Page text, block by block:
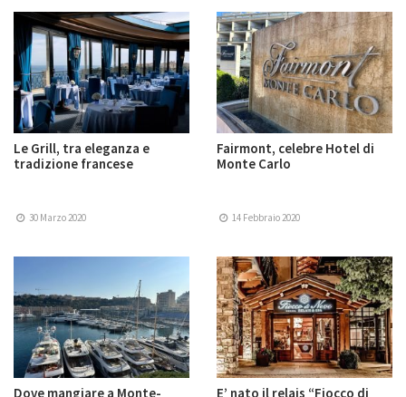
Le Grill, tra eleganza e
tradizione francese
30 Marzo 2020
Fairmont, celebre Hotel di
Monte Carlo
14 Febbraio 2020
Dove mangiare a Monte-
E’ nato il relais “Fiocco di